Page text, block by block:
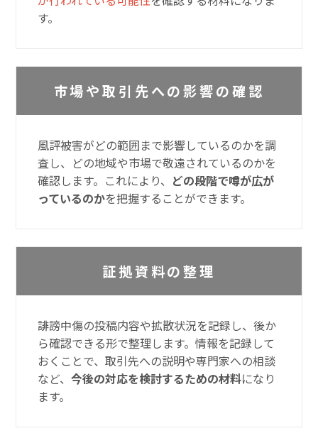
す。
市場や取引先への影響の確認
風評被害がどの範囲まで影響しているのかを調
査し、どの地域や市場で敬遠されているのかを
確認します。これにより、 どの段階で噂が広が
っているのかを把握することができます。
証拠資料の整理
誹謗中傷の投稿内容や拡散状況を記録し、後か
ら確認できる形で整理します。情報を記録して
おくことで、取引先への説明や専門家への相談
など、今後の対応を検討するための材料になり
ます。